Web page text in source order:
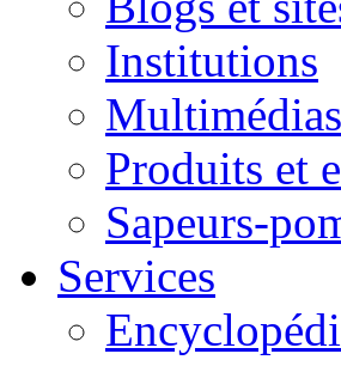
Institutions
Multimédias
Produits et
Sapeurs-
Services